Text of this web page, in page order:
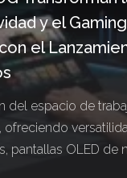
y el
el
del espacio de
ofreciendo
pantallas OLED de